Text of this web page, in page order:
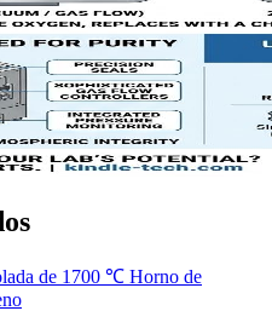
de 1700 ℃ Horno de